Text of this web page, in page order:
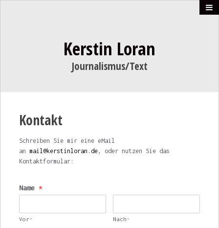
Kerstin Loran
Journalismus/Text
Kontakt
Schreiben Sie mir eine eMail
an mail@kerstinloran.de, oder nutzen Sie das
Kontaktformular:
Name *
Vor- Nach-